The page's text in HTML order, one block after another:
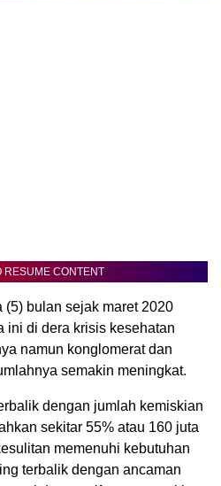
RESUME CONTENT
(5) bulan sejak maret 2020
ini di dera krisis kesehatan
namun konglomerat dan
semakin meningkat.
dengan jumlah kemiskian
sekitar 55% atau 160 juta
memenuhi kebutuhan
terbalik dengan ancaman